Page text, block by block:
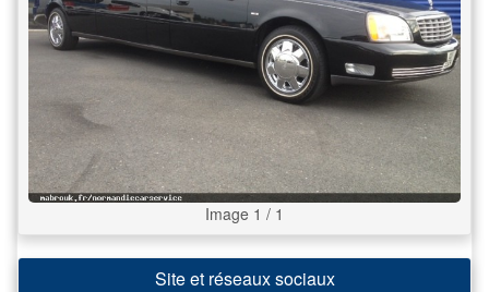
Image 1 / 1
Site et réseaux sociaux